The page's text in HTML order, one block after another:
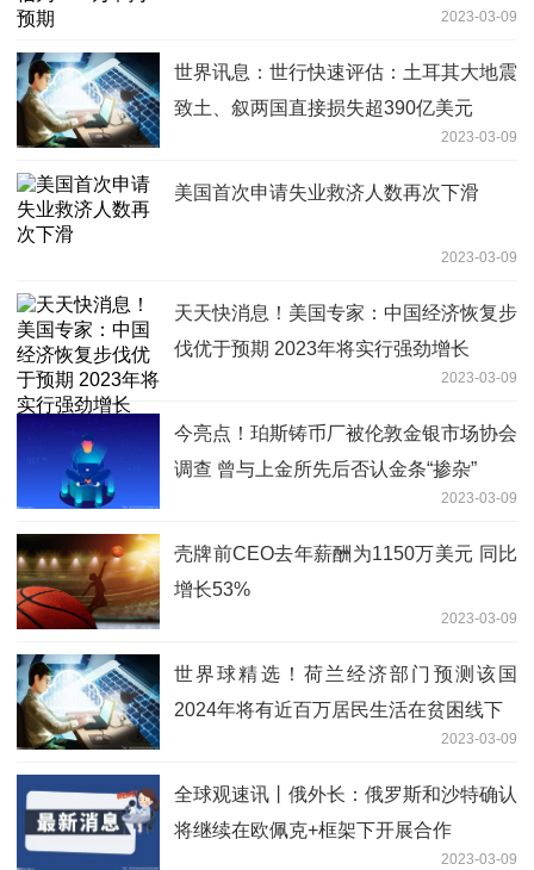
2023-03-09
世界讯息：世行快速评估：土耳其大地震
致土、叙两国直接损失超390亿美元
2023-03-09
美国首次申请失业救济人数再次下滑
2023-03-09
天天快消息！美国专家：中国经济恢复步
伐优于预期 2023年将实行强劲增长
2023-03-09
今亮点！珀斯铸币厂被伦敦金银市场协会
调查 曾与上金所先后否认金条“掺杂”
2023-03-09
壳牌前CEO去年薪酬为1150万美元 同比
增长53%
2023-03-09
世界球精选！荷兰经济部门预测该国
2024年将有近百万居民生活在贫困线下
2023-03-09
全球观速讯丨俄外长：俄罗斯和沙特确认
将继续在欧佩克+框架下开展合作
2023-03-09